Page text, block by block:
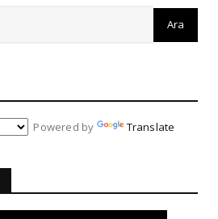
Powered by Translate